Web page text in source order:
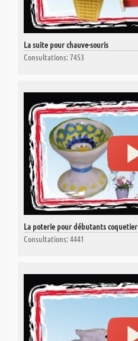
La suite pour chauve-souris
Consultations: 7453
La poterie pour débutants coquetier
Consultations: 4441